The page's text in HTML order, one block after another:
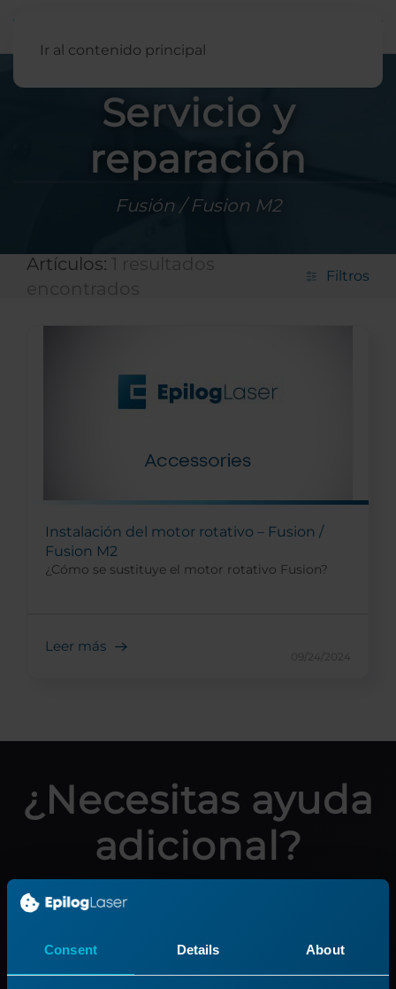
Consent Details About
Ir al contenido principal
Servicio y
reparación
Fusión / Fusion M2
Artículos:
Filtros
Instalación del motor rotativo – Fusion /
Fusion M2
¿Cómo se sustituye el motor rotativo Fusion?
Leer más
09/24/2024
¿Necesitas ayuda
adicional?
Póngase en contacto con su distribuidor
Enviar un ticket